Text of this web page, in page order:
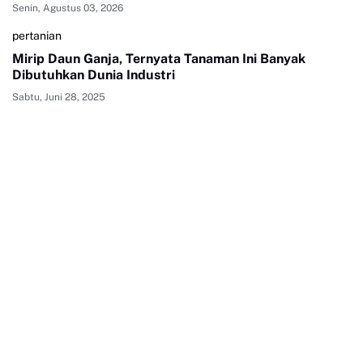
Senin, Agustus 03, 2026
pertanian
Mirip Daun Ganja, Ternyata Tanaman Ini Banyak
Dibutuhkan Dunia Industri
Sabtu, Juni 28, 2025